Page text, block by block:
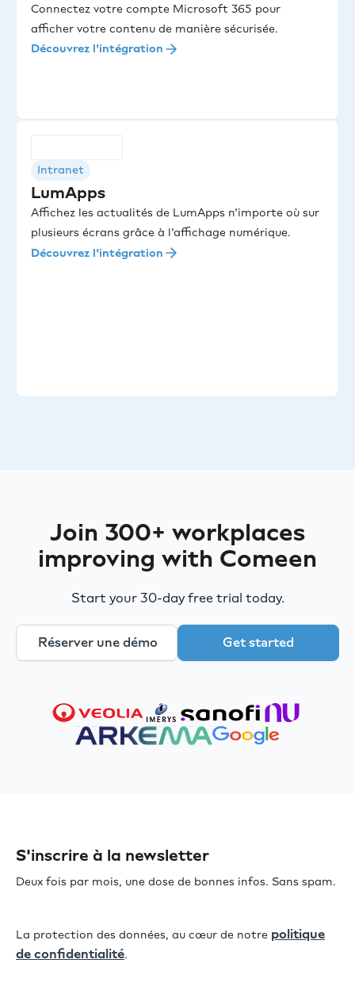
Connectez votre compte Microsoft 365 pour
afficher votre contenu de manière sécurisée.
Découvrez l'intégration
Intranet
LumApps
Affichez les actualités de LumApps n'importe où sur
plusieurs écrans grâce à l'affichage numérique.
Découvrez l'intégration
Join 300+ workplaces
improving with Comeen
Start your 30-day free trial today.
Réserver une démo Get started
S'inscrire à la newsletter
Deux fois par mois, une dose de bonnes infos. Sans spam.
La protection des données, au cœur de notre politique
de confidentialité.